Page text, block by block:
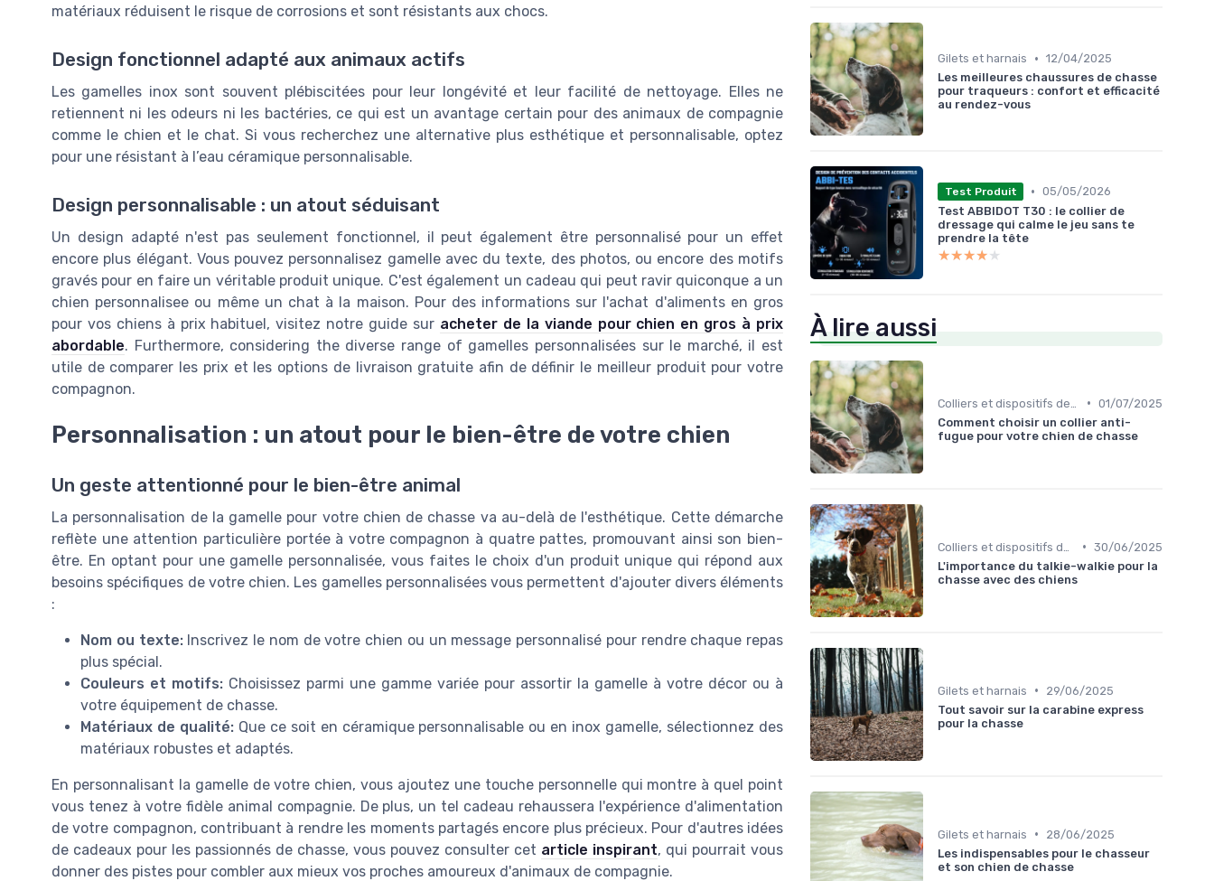
matériaux réduisent le risque de corrosions et sont résistants aux chocs.
Design fonctionnel adapté aux animaux actifs
Les gamelles inox sont souvent plébiscitées pour leur longévité et leur facilité de nettoyage. Elles ne
retiennent ni les odeurs ni les bactéries, ce qui est un avantage certain pour des animaux de compagnie
comme le chien et le chat. Si vous recherchez une alternative plus esthétique et personnalisable, optez
pour une résistant à l’eau céramique personnalisable.
Design personnalisable : un atout séduisant
Un design adapté n'est pas seulement fonctionnel, il peut également être personnalisé pour un effet
encore plus élégant. Vous pouvez personnalisez gamelle avec du texte, des photos, ou encore des motifs
gravés pour en faire un véritable produit unique. C'est également un cadeau qui peut ravir quiconque a un
chien personnalisee ou même un chat à la maison. Pour des informations sur l'achat d'aliments en gros
pour vos chiens à prix habituel, visitez notre guide sur acheter de la viande pour chien en gros à prix
abordable. Furthermore, considering the diverse range of gamelles personnalisées sur le marché, il est
utile de comparer les prix et les options de livraison gratuite afin de définir le meilleur produit pour votre
compagnon.
Personnalisation : un atout pour le bien-être de votre chien
Un geste attentionné pour le bien-être animal
La personnalisation de la gamelle pour votre chien de chasse va au-delà de l'esthétique. Cette démarche
reflète une attention particulière portée à votre compagnon à quatre pattes, promouvant ainsi son bien-
être. En optant pour une gamelle personnalisée, vous faites le choix d'un produit unique qui répond aux
besoins spécifiques de votre chien. Les gamelles personnalisées vous permettent d'ajouter divers éléments
:
Nom ou texte:Inscrivez le nom de votre chien ou un message personnalisé pour rendre chaque repas
plus spécial.
Couleurs et motifs: Choisissez parmi une gamme variée pour assortir la gamelle à votre décor ou à
votre équipement de chasse.
Matériaux de qualité:Que ce soit en céramique personnalisable ou en inox gamelle, sélectionnez des
matériaux robustes et adaptés.
En personnalisant la gamelle de votre chien, vous ajoutez une touche personnelle qui montre à quel point
vous tenez à votre fidèle animal compagnie. De plus, un tel cadeau rehaussera l'expérience d'alimentation
de votre compagnon, contribuant à rendre les moments partagés encore plus précieux. Pour d'autres idées
de cadeaux pour les passionnés de chasse, vous pouvez consulter cet article inspirant, qui pourrait vous
donner des pistes pour combler aux mieux vos proches amoureux d'animaux de compagnie.
Gilets et harnais • 12/04/2025
Les meilleures chaussures de chasse
pour traqueurs : confort et efficacité
au rendez-vous
Test Produit • 05/05/2026
Test ABBIDOT T30 : le collier de
dressage qui calme le jeu sans te
prendre la tête
★★★★★
★★★★★
À lire aussi
• 01/07/2025
Comment choisir un collier anti-
fugue pour votre chien de chasse
• 30/06/2025
L'importance du talkie-walkie pour la
chasse avec des chiens
Gilets et harnais •
29/06/2025
Tout savoir sur la carabine express
pour la chasse
Gilets et harnais •
28/06/2025
Les indispensables pour le chasseur
et son chien de chasse